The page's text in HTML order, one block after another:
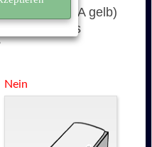
(CF322A gelb)
des
Nein